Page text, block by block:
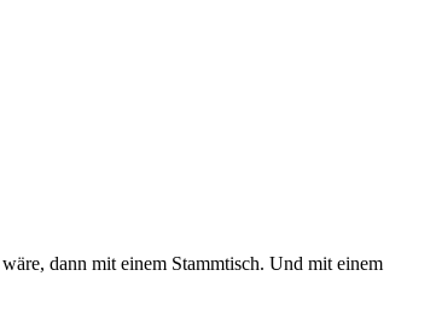
dann mit einem Stammtisch. Und mit einem